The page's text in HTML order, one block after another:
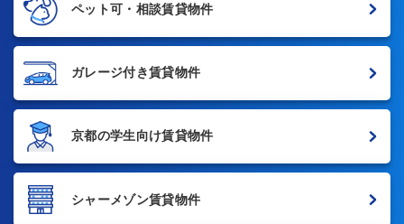
ペット可・相談賃貸物件
ガレージ付き賃貸物件
京都の学生向け賃貸物件
シャーメゾン賃貸物件